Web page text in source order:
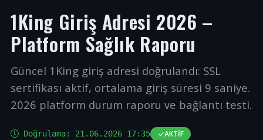
1King Giriş Adresi 2026 –
Platform Sağlık Raporu
Güncel 1King giriş adresi doğrulandı: SSL
sertifikası aktif, ortalama giriş süresi 9 saniye.
2026 platform durum raporu ve bağlantı testi.
Doğrulama: 21.06.2026 17:35 AKTIF